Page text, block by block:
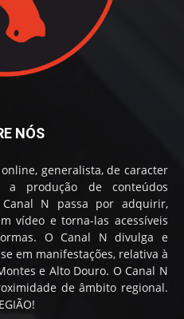
NÓS
generalista, de caracter
a produção de conteúdos
N passa por adquirir,
vídeo e torna-las acessíveis
O Canal N divulga e
em manifestações, relativa à
e Alto Douro. O Canal N
de âmbito regional.